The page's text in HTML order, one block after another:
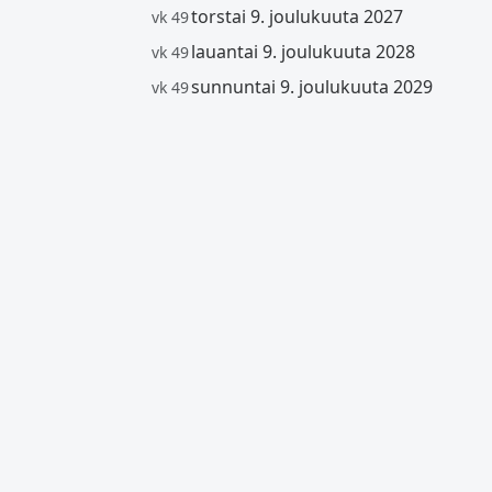
vk 49torstai 9. joulukuuta 2027
vk 49lauantai 9. joulukuuta 2028
vk 49sunnuntai 9. joulukuuta 2029